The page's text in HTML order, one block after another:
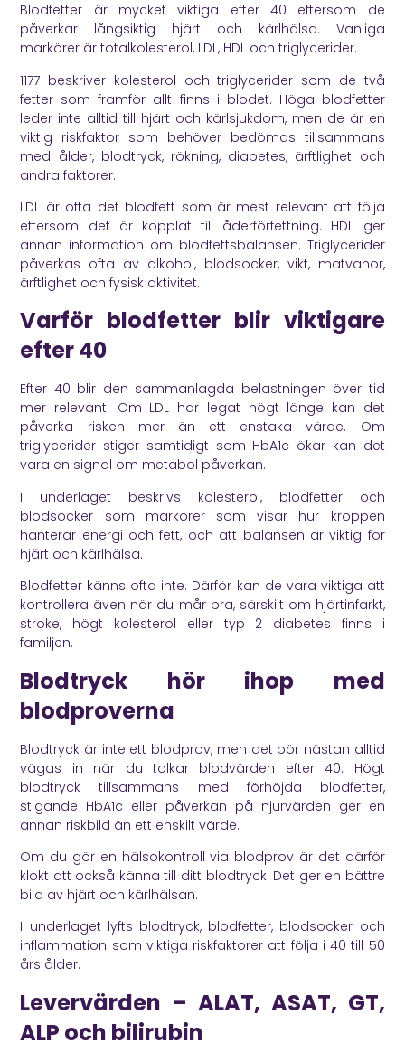
Blodfetter är mycket viktiga efter 40 eftersom de
påverkar långsiktig hjärt och kärlhälsa. Vanliga
markörer är totalkolesterol, LDL, HDL och triglycerider.
1177 beskriver kolesterol och triglycerider som de två
fetter som framför allt finns i blodet. Höga blodfetter
leder inte alltid till hjärt och kärlsjukdom, men de är en
viktig riskfaktor som behöver bedömas tillsammans
med ålder, blodtryck, rökning, diabetes, ärftlighet och
andra faktorer.
LDL är ofta det blodfett som är mest relevant att följa
eftersom det är kopplat till åderförfettning. HDL ger
annan information om blodfettsbalansen. Triglycerider
påverkas ofta av alkohol, blodsocker, vikt, matvanor,
ärftlighet och fysisk aktivitet.
Varför blodfetter blir viktigare
efter 40
Efter 40 blir den sammanlagda belastningen över tid
mer relevant. Om LDL har legat högt länge kan det
påverka risken mer än ett enstaka värde. Om
triglycerider stiger samtidigt som HbA1c ökar kan det
vara en signal om metabol påverkan.
I underlaget beskrivs kolesterol, blodfetter och
blodsocker som markörer som visar hur kroppen
hanterar energi och fett, och att balansen är viktig för
hjärt och kärlhälsa.
Blodfetter känns ofta inte. Därför kan de vara viktiga att
kontrollera även när du mår bra, särskilt om hjärtinfarkt,
stroke, högt kolesterol eller typ 2 diabetes finns i
familjen.
Blodtryck hör ihop med
blodproverna
Blodtryck är inte ett blodprov, men det bör nästan alltid
vägas in när du tolkar blodvärden efter 40. Högt
blodtryck tillsammans med förhöjda blodfetter,
stigande HbA1c eller påverkan på njurvärden ger en
annan riskbild än ett enskilt värde.
Om du gör en hälsokontroll via blodprov är det därför
klokt att också känna till ditt blodtryck. Det ger en bättre
bild av hjärt och kärlhälsan.
I underlaget lyfts blodtryck, blodfetter, blodsocker och
inflammation som viktiga riskfaktorer att följa i 40 till 50
års ålder.
Levervärden – ALAT, ASAT, GT,
ALP och bilirubin